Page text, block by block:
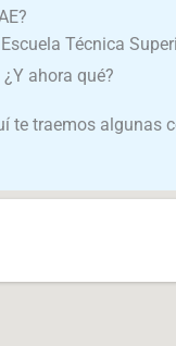
Técnica
ahora qué?
te traemos algunas